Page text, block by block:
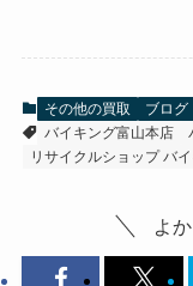
その他の買取
ブログ
バイキング富山本店
リサイクルショップ バ
よ